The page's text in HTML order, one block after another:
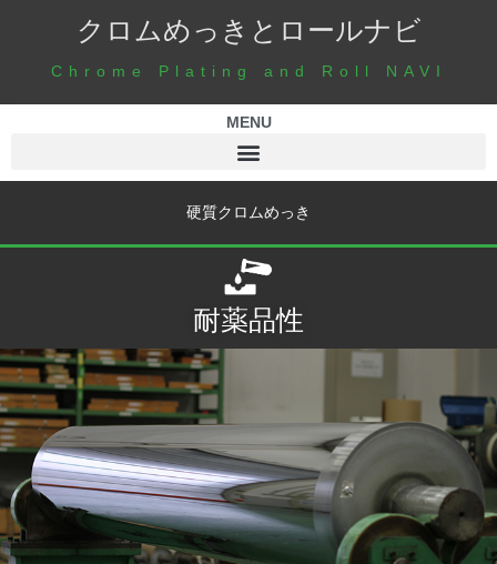
クロムめっきとロールナビ
Chrome Plating and Roll NAVI
MENU
硬質クロムめっき
耐薬品性